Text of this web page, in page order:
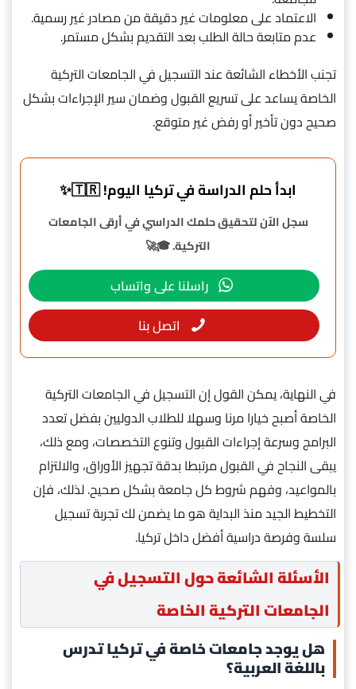
الاعتماد على معلومات غير دقيقة من مصادر غير رسمية.
عدم متابعة حالة الطلب بعد التقديم بشكل مستمر.
تجنب الأخطاء الشائعة عند التسجيل في الجامعات التركية
الخاصة يساعد على تسريع القبول وضمان سير الإجراءات بشكل
صحيح دون تأخير أو رفض غير متوقع.
ابدأ حلم الدراسة في تركيا اليوم! 🇹🇷✨
سجل الآن لتحقيق حلمك الدراسي في أرقى الجامعات
التركية. 🎓🚀
راسلنا على واتساب
اتصل بنا
في النهاية، يمكن القول إن التسجيل في الجامعات التركية
الخاصة أصبح خيارا مرنا وسهلا للطلاب الدوليين بفضل تعدد
البرامج وسرعة إجراءات القبول وتنوع التخصصات، ومع ذلك،
يبقى النجاح في القبول مرتبطا بدقة تجهيز الأوراق، والالتزام
بالمواعيد، وفهم شروط كل جامعة بشكل صحيح. لذلك، فإن
التخطيط الجيد منذ البداية هو ما يضمن لك تجربة تسجيل
سلسة وفرصة دراسية أفضل داخل تركيا.
الأسئلة الشائعة حول التسجيل في
الجامعات التركية الخاصة
هل يوجد جامعات خاصة في تركيا تدرس
باللغة العربية؟